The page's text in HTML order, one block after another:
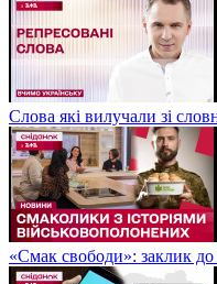
Слова які вилучали зі
«Смак свободи»: заклик до